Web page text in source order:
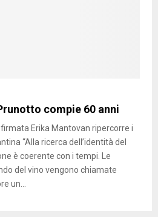
compie 60 anni
Erika Mantovan ripercorre i
“Alla ricerca dell’identità del
è coerente con i tempi. Le
del vino vengono chiamate
un...